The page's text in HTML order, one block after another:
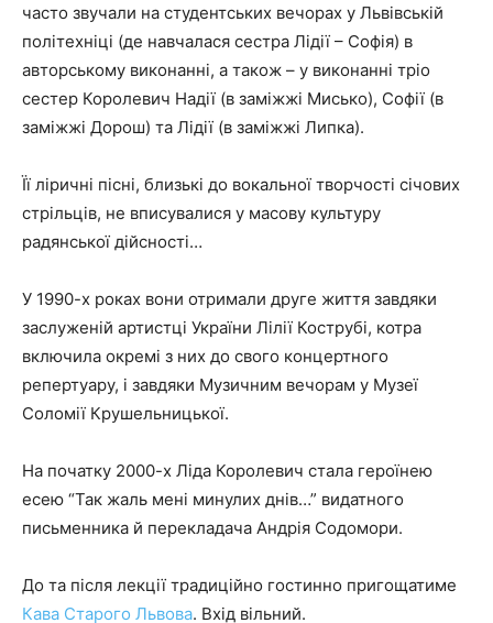
часто звучали на студентських вечорах у Львівській
політехніці (де навчалася сестра Лідії – Софія) в
авторському виконанні, а також – у виконанні тріо
сестер Королевич Надії (в заміжжі Мисько), Софії (в
заміжжі Дорош) та Лідії (в заміжжі Липка).
Її ліричні пісні, близькі до вокальної творчості січових
стрільців, не вписувалися у масову культуру
радянської дійсності…
У 1990-х роках вони отримали друге життя завдяки
заслуженій артистці України Лілії Кострубі, котра
включила окремі з них до свого концертного
репертуару, і завдяки Музичним вечорам у Музеї
Соломії Крушельницької.
На початку 2000-х Ліда Королевич стала героїнею
есею “Так жаль мені минулих днів…” видатного
письменника й перекладача Андрія Содомори.
До та після лекції традиційно гостинно пригощатиме
Кава Старого Львова. Вхід вільний.